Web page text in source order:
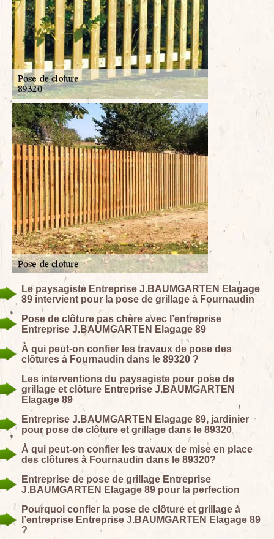
Le paysagiste Entreprise J.BAUMGARTEN Elagage
89 intervient pour la pose de grillage à Fournaudin
Pose de clôture pas chère avec l’entreprise
Entreprise J.BAUMGARTEN Elagage 89
À qui peut-on confier les travaux de pose des
clôtures à Fournaudin dans le 89320 ?
Les interventions du paysagiste pour pose de
grillage et clôture Entreprise J.BAUMGARTEN
Elagage 89
Entreprise J.BAUMGARTEN Elagage 89, jardinier
pour pose de clôture et grillage dans le 89320
À qui peut-on confier les travaux de mise en place
des clôtures à Fournaudin dans le 89320?
Entreprise de pose de grillage Entreprise
J.BAUMGARTEN Elagage 89 pour la perfection
Pourquoi confier la pose de clôture et grillage à
l’entreprise Entreprise J.BAUMGARTEN Elagage 89
?